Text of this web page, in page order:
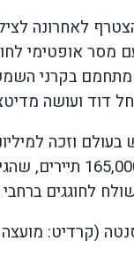
לאחרונה
מסר אופטימי
בקרני
דוד ועושה
בעולם וזכה
לחוגגים
(קרדיט: